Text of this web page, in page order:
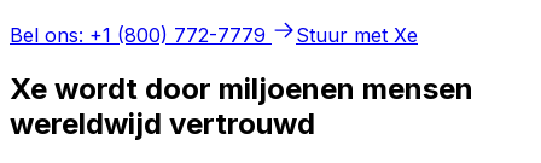
Bel ons: +1 (800) 772-7779
Stuur met Xe
Xe wordt door miljoenen mensen
wereldwijd vertrouwd